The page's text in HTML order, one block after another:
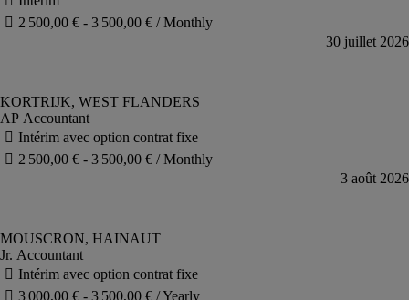
AP Accountant
Jr. Accountant